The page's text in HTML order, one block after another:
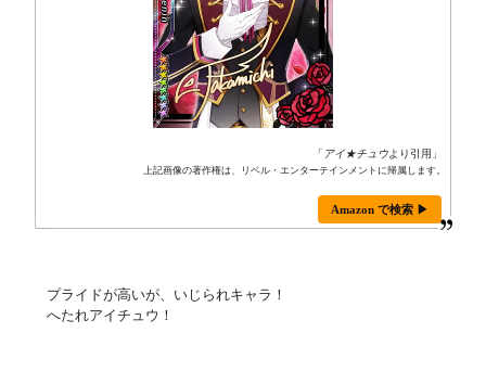
「 アイ★チュウより引用」
上記画像の著作権は、リベル・エンターテインメントに帰属します。
Amazon で検索 ▶
プライドが高いが、いじられキャラ！
へたれアイチュウ！